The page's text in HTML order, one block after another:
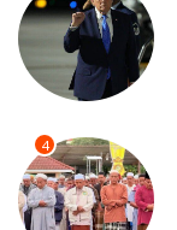
4